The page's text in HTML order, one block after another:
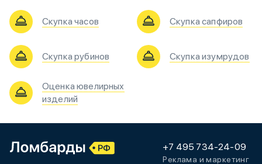
Скупка часов Скупка сапфиров
Скупка рубинов Скупка изумрудов
Оценка ювелирных
изделий
+7 495 734-24-09
Реклама и маркетинг